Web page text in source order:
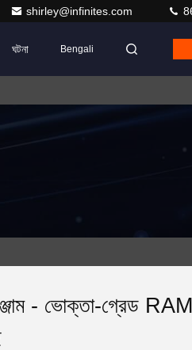
shirley@infinites.com
ঘটনা Bengali
- ভোক্তা-গ্রেড RAM